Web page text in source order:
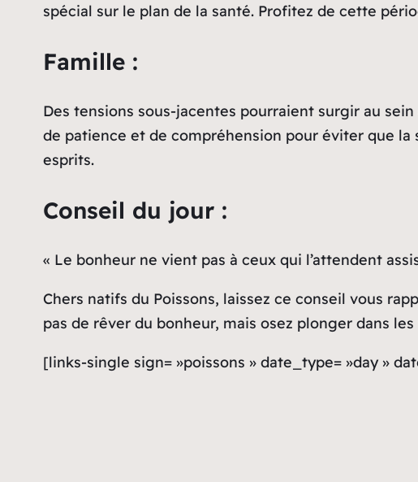
spécial sur le plan de la santé. Profitez de cette
Famille :
Des tensions sous-jacentes pourraient surgir au
de patience et de compréhension pour éviter que la
esprits.
Conseil du jour :
« Le bonheur ne vient pas à ceux qui l’attendent
Chers natifs du Poissons, laissez ce conseil vous
pas de rêver du bonheur, mais osez plonger dans
[links-single sign= »poissons » date_type= »day »